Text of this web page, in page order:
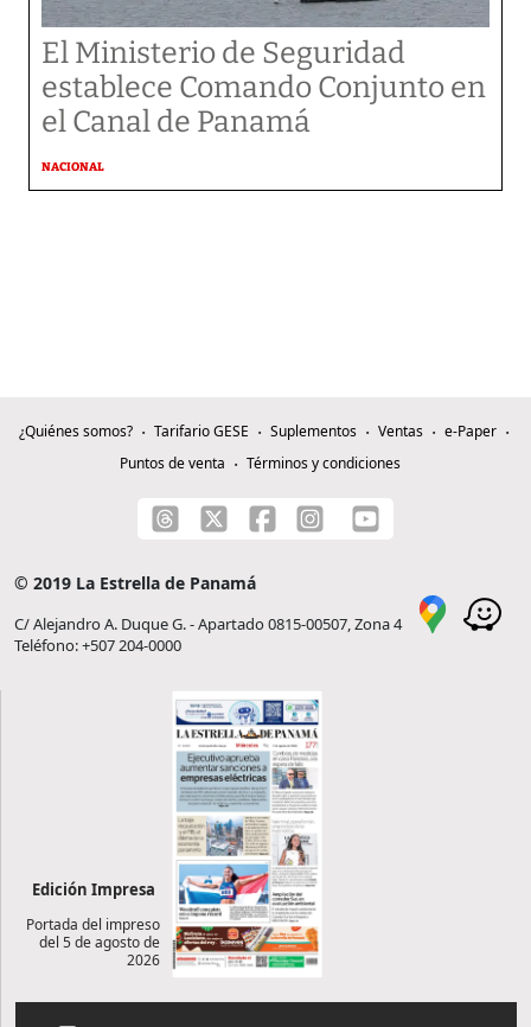
El Ministerio de Seguridad
establece Comando Conjunto en
el Canal de Panamá
NACIONAL
¿Quiénes somos? Tarifario GESE Suplementos Ventas
e-Paper
Puntos de venta
Términos y condiciones
© 2019 La Estrella de Panamá
C/ Alejandro A. Duque G. - Apartado 0815-00507, Zona 4
Teléfono: +507 204-0000
Edición Impresa
Portada del impreso
del 5 de agosto de
2026